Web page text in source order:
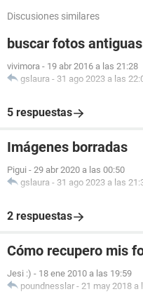
Discusiones similares
buscar fotos
vivimora - 19 abr 2016 a las 21:28
gslaura - 31 ago 2023 a las
5 respuestas
Imágenes borradas
Pigui - 29 abr 2020 a las 00:50
gslaura - 31 ago 2023 a las
2 respuestas
Cómo recupero mis
Jesi :) - 18 ene 2010 a las 19:59
poundnesslar - 21 may 2018 a